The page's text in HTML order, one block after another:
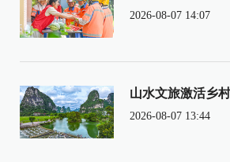
2026-08-07 14:07
山水文旅激活乡
2026-08-07 13:44